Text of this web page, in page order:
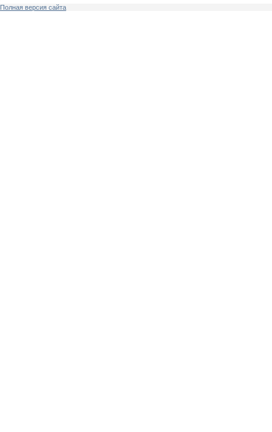
Полная версия сайта